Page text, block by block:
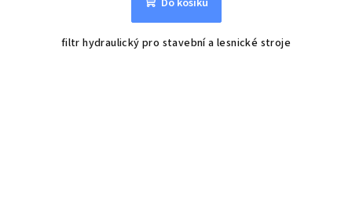
filtr hydraulický pro stavební a lesnické stroje